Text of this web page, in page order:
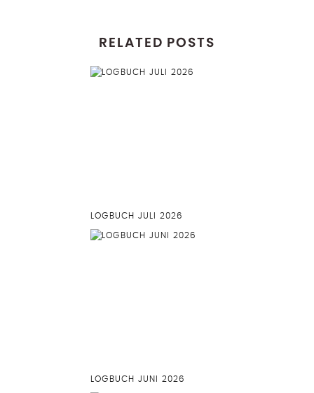
RELATED POSTS
LOGBUCH JULI 2026
LOGBUCH JUNI 2026